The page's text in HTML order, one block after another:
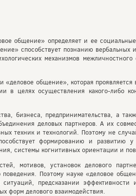
общение» определяет и ее
способствует познанию вербальных
механизмов
«деловое общение», которая проявляется
целях осуществления какого-либо
бизнеса, предпринимательства, а
деловых партнеров. А их
техник и технологий. Поэтому не
формированию и развитию у
системы когнитивных ориентации и
мотивов, установок делового
поведения. Поэтому науке «деловое
предсказании эффективности
форм делового взаимодействия.